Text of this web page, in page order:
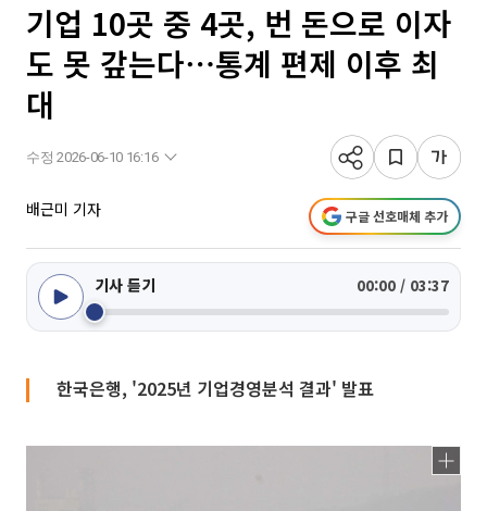
기업 10곳 중 4곳, 번 돈으로 이자
도 못 갚는다⋯통계 편제 이후 최
대
수정 2026-06-10 16:16
배근미 기자 구글 선호매체 추가
기사 듣기 00:00 / 03:37
한국은행, '2025년 기업경영분석 결과' 발표